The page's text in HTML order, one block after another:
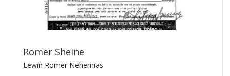
Romer Sheine
Lewin Romer Nehemias